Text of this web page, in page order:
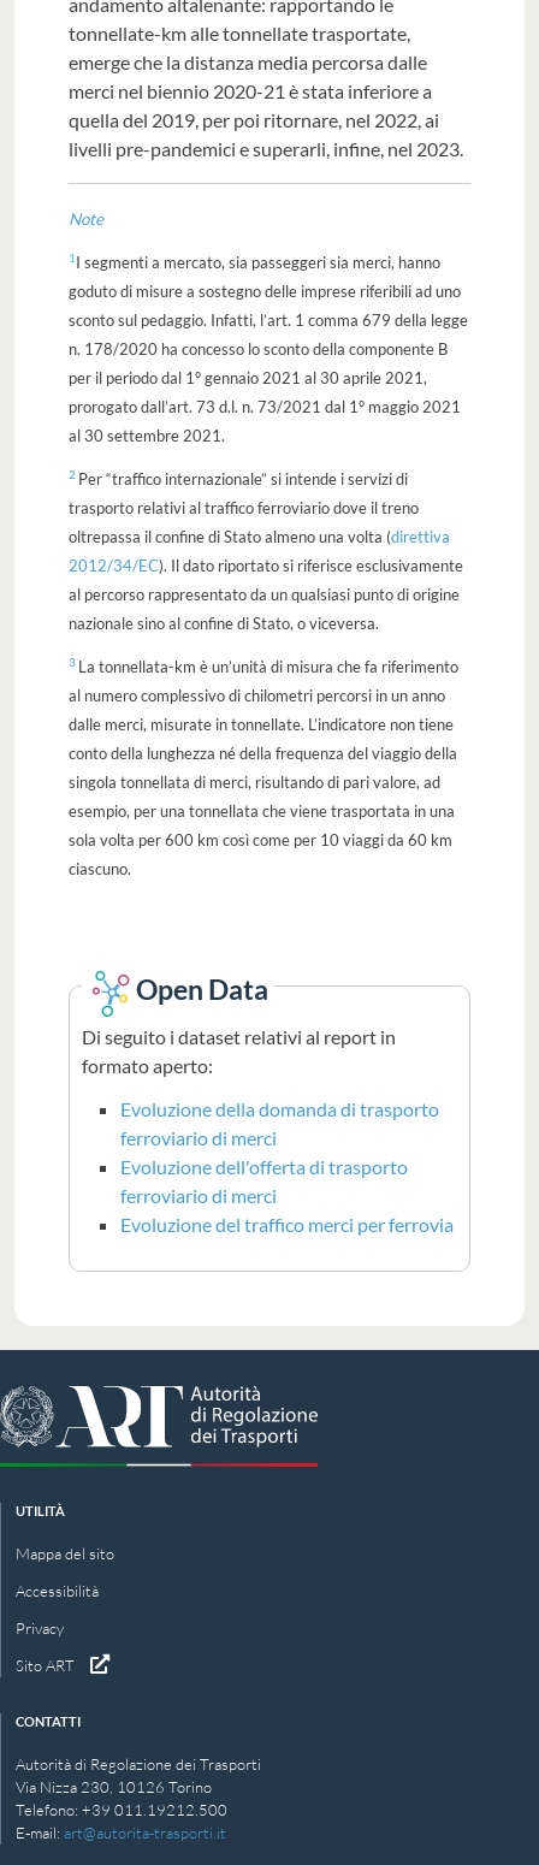
tonnellate-km alle tonnellate trasportate,
emerge che la distanza media percorsa dalle
merci nel biennio 2020-21 è stata inferiore a
quella del 2019, per poi ritornare, nel 2022, ai
livelli pre-pandemici e superarli, infine, nel 2023.
Note
1 I segmenti a mercato, sia passeggeri sia merci, hanno
goduto di misure a sostegno delle imprese riferibili ad uno
sconto sul pedaggio. Infatti, l’art. 1 comma 679 della legge
n. 178/2020 ha concesso lo sconto della componente B
per il periodo dal 1° gennaio 2021 al 30 aprile 2021,
prorogato dall’art. 73 d.l. n. 73/2021 dal 1° maggio 2021
al 30 settembre 2021.
2 Per “traffico internazionale” si intende i servizi di
trasporto relativi al traffico ferroviario dove il treno
oltrepassa il confine di Stato almeno una volta (direttiva
2012/34/EC). Il dato riportato si riferisce esclusivamente
al percorso rappresentato da un qualsiasi punto di origine
nazionale sino al confine di Stato, o viceversa.
3 La tonnellata-km è un’unità di misura che fa riferimento
al numero complessivo di chilometri percorsi in un anno
dalle merci, misurate in tonnellate. L’indicatore non tiene
conto della lunghezza né della frequenza del viaggio della
singola tonnellata di merci, risultando di pari valore, ad
esempio, per una tonnellata che viene trasportata in una
sola volta per 600 km così come per 10 viaggi da 60 km
ciascuno.
Open Data
Di seguito i dataset relativi al report in
formato aperto:
Evoluzione della domanda di trasporto
ferroviario di merci
Evoluzione dell'offerta di trasporto
ferroviario di merci
Evoluzione del traffico merci per ferrovia
UTILITÀ
Mappa del sito
Accessibilità
Privacy
Sito ART
CONTATTI
Autorità di Regolazione dei Trasporti
Via Nizza 230, 10126 Torino
Telefono: +39 011.19212.500
E‑mail: art@autorita-trasporti.it